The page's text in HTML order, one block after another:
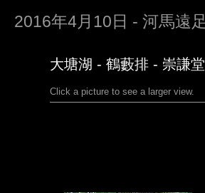
2016年4月10日 - 河馬遠
大塘湖 - 鶴藪排 - 崇謙
Click a picture to see a larger view.